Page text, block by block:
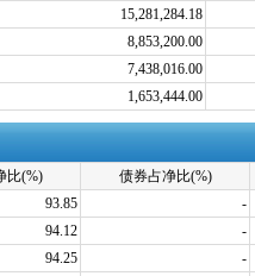
15,281,284.18
8,853,200.00
7,438,016.00
1,653,444.00
比(%) 债券占净比(%)
93.85 -
94.12 -
94.25 -